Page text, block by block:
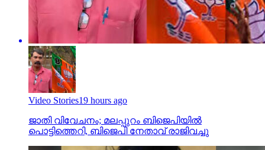
Video Stories19 hours ago
ജാതി വിവേചനം; മലപ്പുറം ബിജെപിയില്‍
പൊട്ടിത്തെറി, ബിജെപി നേതാവ് രാജിവച്ചു